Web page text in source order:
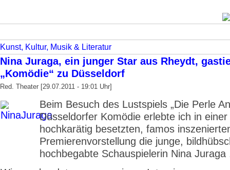
Kunst, Kultur, Musik & Literatur
Nina Juraga, ein junger Star aus Rheydt,
„Komödie“ zu Düsseldorf
Red. Theater [29.07.2011 - 19:01 Uhr]
Beim Besuch des Lustspiels „Die Perle
Düsseldorfer Komödie erlebte ich in einer
hochkarätig besetzten, famos
Premierenvorstellung die junge,
hochbegabte Schauspielerin Nina Juraga